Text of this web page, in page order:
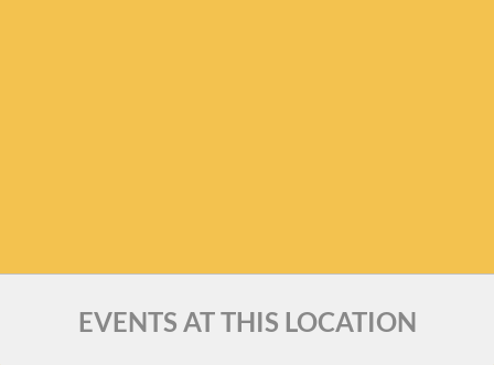
EVENTS AT THIS LOCATION